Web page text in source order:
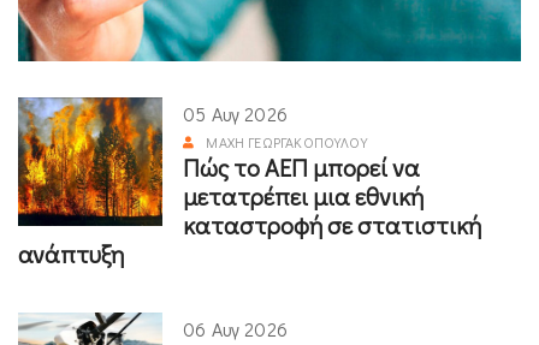
05 Αυγ 2026
ΜΆΧΗ ΓΕΩΡΓΑΚΟΠΟΎΛΟΥ
Πώς το ΑΕΠ μπορεί να
μετατρέπει μια εθνική
καταστροφή σε στατιστική
ανάπτυξη
06 Αυγ 2026